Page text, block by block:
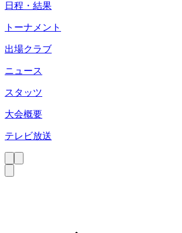
日程・結果
トーナメント
出場クラブ
ニュース
スタッツ
大会概要
テレビ放送